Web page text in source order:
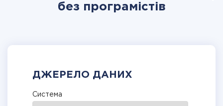
без програмістів
ДЖЕРЕЛО ДАНИХ
Система